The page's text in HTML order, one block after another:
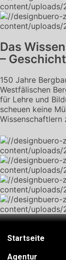
Das
–
150 Jahre
Westfälischen
für Lehre und
scheuen keine
Wissenschaftlern
Startseite
Agentur